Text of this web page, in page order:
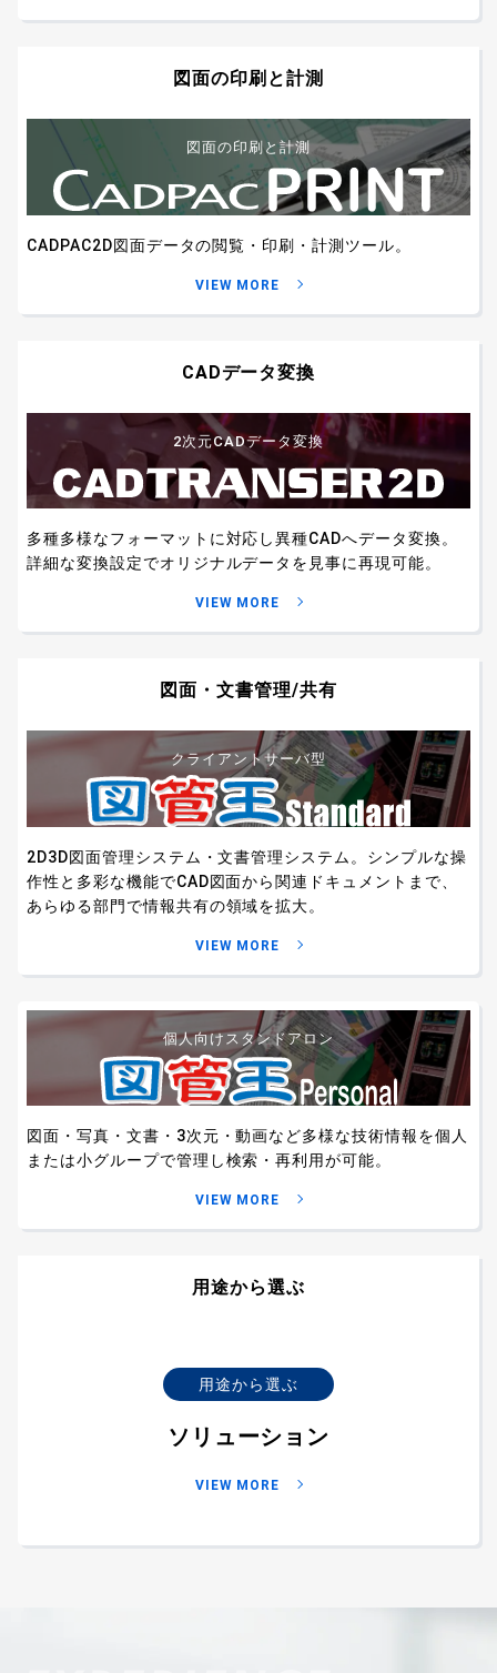
図面の印刷と計測
図面の印刷と計測
CADPAC2D図面データの閲覧・印刷・計測ツール。
VIEW MORE
CADデータ変換
2次元CADデータ変換
多種多様なフォーマットに対応し異種CADへデータ変換。
詳細な変換設定でオリジナルデータを見事に再現可能。
VIEW MORE
図面・文書管理/共有
クライアントサーバ型
2D3D図面管理システム・文書管理システム。 シンプルな操
作性と多彩な機能でCAD図面から関連ドキュメントまで、
あらゆる部門で情報共有の領域を拡大。
VIEW MORE
個人向けスタンドアロン
図面・写真・文書・3次元・動画など多様な技術情報を個人
または小グループで管理し検索・再利用が可能。
VIEW MORE
用途から選ぶ
用途から選ぶ
ソリューション
VIEW MORE